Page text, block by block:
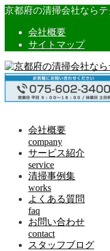
京都府の清掃会社なら
会社概要
サイトマップ
会社概要
company
サービス紹介
service
清掃事例集
works
よくある質問
faq
お問い合わせ
contact
スタッフブログ